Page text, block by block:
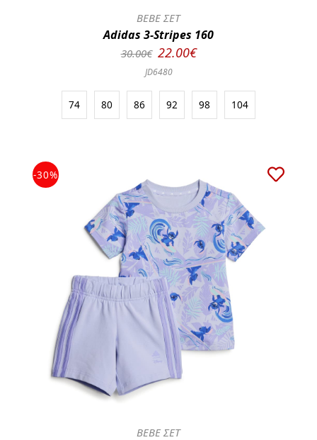
BEBE ΣΕΤ
Adidas 3-Stripes 160
30.00€ 22.00€
JD6480
74 80 86 92 98 104
-30%
BEBE ΣΕΤ